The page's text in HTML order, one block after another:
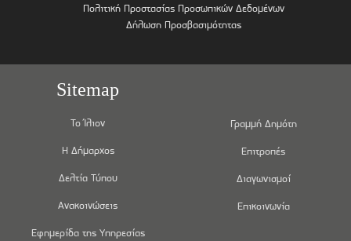
Πολιτική Προστασίας Προσωπικών Δεδομένων
Δήλωση Προσβασιμότητας
Sitemap
Το Ίλιον
Η Δήμαρχος
Δελτία Τύπου
Ανακοινώσεις
Εφημερίδα της Υπηρεσίας
Γραμμή Δημότη
Επιτροπές
Διαγωνισμοί
Επικοινωνία